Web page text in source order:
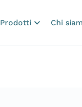
Prodotti Chi